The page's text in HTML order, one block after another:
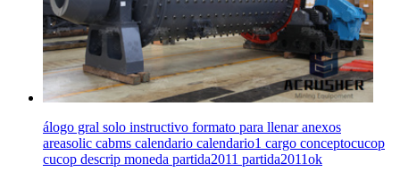
álogo gral solo instructivo formato para llenar anexos
areasolic cabms calendario calendario1 cargo conceptocucop
cucop descrip moneda partida2011 partida2011ok